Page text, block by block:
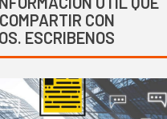
CON
ESCRIBENOS